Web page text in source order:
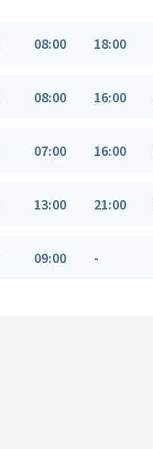
08:00 18:00
08:00 16:00
07:00 16:00
13:00 21:00
09:00 -